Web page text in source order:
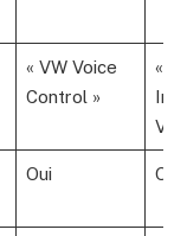
« VW Voice
Control »
«
Oui Oui